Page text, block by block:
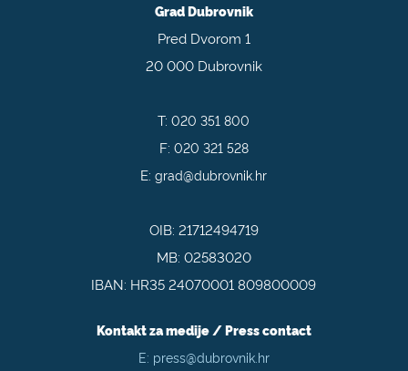
Grad Dubrovnik
Pred Dvorom 1
20 000 Dubrovnik
T:020 351 800
F: 020 321 528
E:grad@dubrovnik.hr
OIB: 21712494719
MB: 02583020
IBAN: HR35 24070001 809800009
Kontakt za medije / Press contact
E: press@dubrovnik.hr